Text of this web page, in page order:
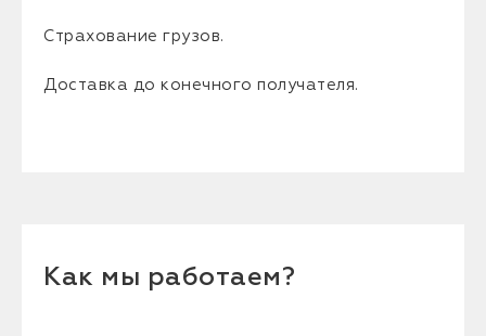
Страхование грузов.
Доставка до конечного получателя.
Как мы работаем?